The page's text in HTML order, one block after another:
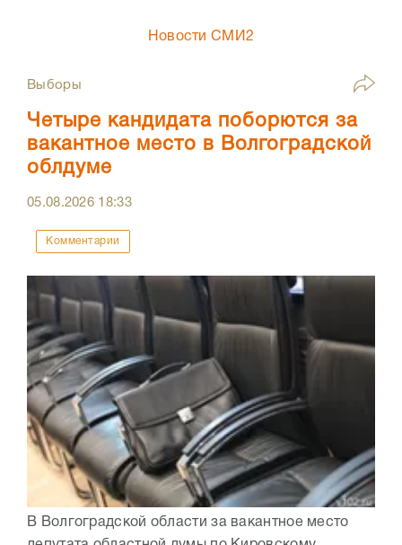
Новости СМИ2
Выборы
Четыре кандидата поборются за
вакантное место в Волгоградской
облдуме
05.08.2026 18:33
Комментарии
В Волгоградской области за вакантное место